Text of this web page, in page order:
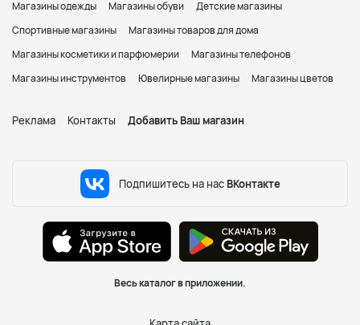
Магазины одежды Магазины обуви
Детские магазины
Спортивные магазины
Магазины товаров для дома
Магазины косметики и парфюмерии
Магазины телефонов
Магазины инструментов
Ювелирные магазины Магазины цветов
Реклама Контакты Добавить Ваш магазин
Подпишитесь на нас ВКонтакте
Весь каталог в приложении.